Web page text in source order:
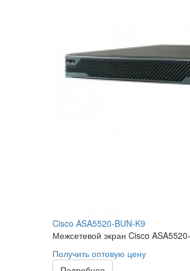
Cisco ASA5520-BUN-K9
Межсетевой экран Cisco
Получить оптовую цену